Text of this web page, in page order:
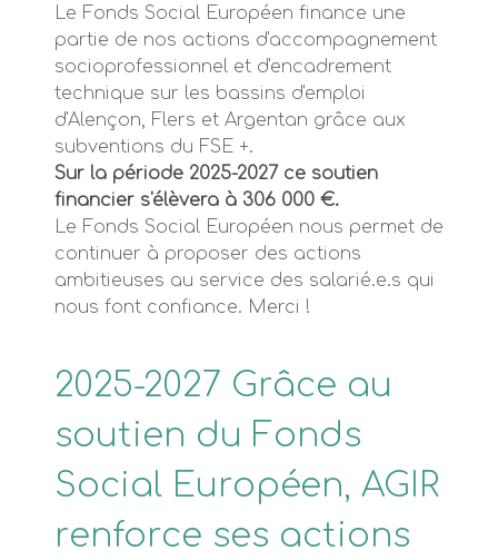
Le Fonds Social Européen finance une
partie de nos actions d'accompagnement
socioprofessionnel et d'encadrement
technique sur les bassins d'emploi
d'Alençon, Flers et Argentan grâce aux
subventions du FSE +.
Sur la période 2025-2027 ce soutien
financier s'élèvera à 306 000 €.
Le Fonds Social Européen nous permet de
continuer à proposer des actions
ambitieuses au service des salarié.e.s qui
nous font confiance. Merci !
2025-2027 Grâce au
soutien du Fonds
Social Européen, AGIR
renforce ses actions